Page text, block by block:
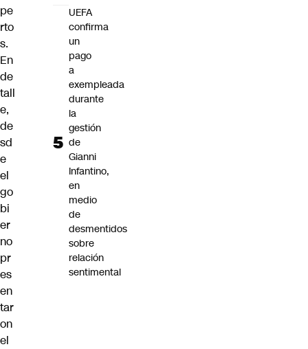
pe
rto
s.
En
de
tall
e,
de
sd
e
el
go
bi
er
no
pr
es
en
tar
on
el
UEFA
confirma
un
pago
a
exempleada
durante
la
gestión
de
Gianni
Infantino,
en
medio
de
desmentidos
sobre
relación
sentimental